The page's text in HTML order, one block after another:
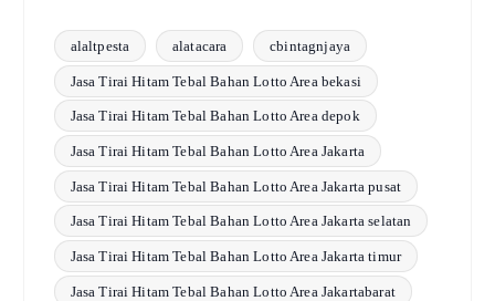
alaltpesta alatacara cbintagnjaya
Jasa Tirai Hitam Tebal Bahan Lotto Area bekasi
Jasa Tirai Hitam Tebal Bahan Lotto Area depok
Jasa Tirai Hitam Tebal Bahan Lotto Area Jakarta
Jasa Tirai Hitam Tebal Bahan Lotto Area Jakarta pusat
Jasa Tirai Hitam Tebal Bahan Lotto Area Jakarta selatan
Jasa Tirai Hitam Tebal Bahan Lotto Area Jakarta timur
Jasa Tirai Hitam Tebal Bahan Lotto Area Jakartabarat